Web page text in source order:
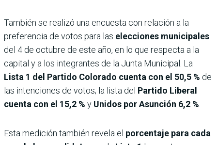
También se realizó una encuesta con relación a la
preferencia de votos para las elecciones municipales
del 4 de octubre de este año, en lo que respecta a la
capital y a los integrantes de la Junta Municipal. La
Lista 1 del Partido Colorado cuenta con el 50,5 % de
las intenciones de votos; la lista del Partido Liberal
cuenta con el 15,2 % y Unidos por Asunción 6,2 %.
Esta medición también revela el porcentaje para cada